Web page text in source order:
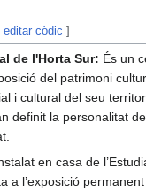
|editar còdic ]
de l'Horta Sur: És un
del patrimoni
i cultural del seu
definit la personalitat
en casa de
a l’exposició